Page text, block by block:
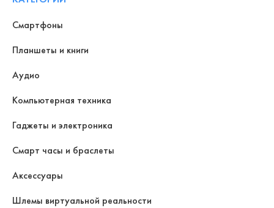
Смартфоны
Планшеты и книги
Аудио
Компьютерная техника
Гаджеты и электроника
Смарт часы и браслеты
Аксессуары
Шлемы виртуальной реальности